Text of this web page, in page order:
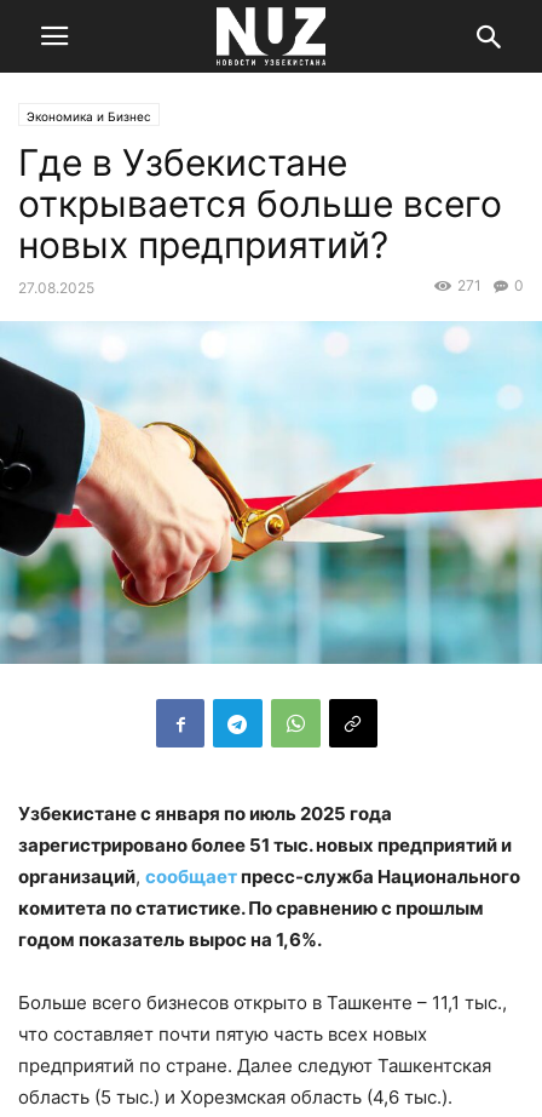
Экономика и Бизнес
Где в Узбекистане
открывается больше всего
новых предприятий?
27.08.2025 0
271
Узбекистане с января по июль 2025 года
зарегистрировано более 51 тыс. новых предприятий и
организаций, сообщаетпресс-служба Национального
комитета по статистике. По сравнению с прошлым
годом показатель вырос на 1,6%.
Больше всего бизнесов открыто в Ташкенте – 11,1 тыс.,
что составляет почти пятую часть всех новых
предприятий по стране. Далее следуют Ташкентская
область (5 тыс.) и Хорезмская область (4,6 тыс.).